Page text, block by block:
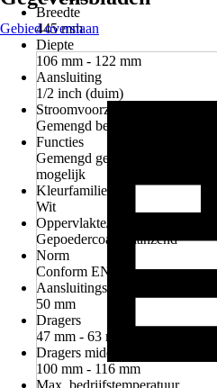
Breedte
445 mm
Diepte
106 mm - 122 mm
Aansluiting
1/2 inch (duim)
Stroomvoorziening
Gemengd bedrijf, Warm water
Functies
Gemengd gebruik mogelijk,
mogelijk
Kleurfamilie
Wit
Oppervlakte/
Gepoedercoat, Glanzend
Norm
Conform EN 442
Aansluitings afstand
50 mm
Dragers
47 mm - 63 mm
Dragers middenaansluiting
100 mm - 116 mm
Max. bedrijfstemperatuur
Gebied overslaan